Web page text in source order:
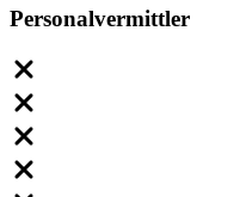
Personalvermittler